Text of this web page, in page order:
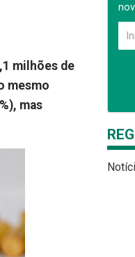
milhões de
mesmo
mas